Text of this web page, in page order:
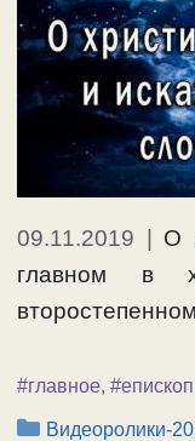
09.11.2019 | О
главном в
#главное, #епископ
Рубрики
Видеоролики-